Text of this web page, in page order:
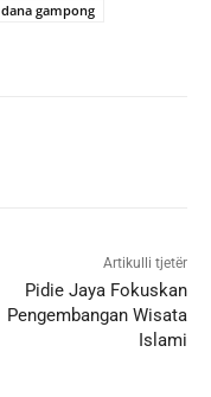
dana gampong
Artikulli tjetër
Pidie Jaya Fokuskan
Pengembangan Wisata
Islami